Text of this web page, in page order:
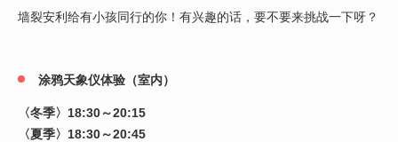
墙裂安利给有小孩同行的你！有兴趣的话，要不要来挑战一下呀？
涂鸦天象仪体验（室内）
〈冬季〉18:30～20:15
〈夏季〉18:30～20:45